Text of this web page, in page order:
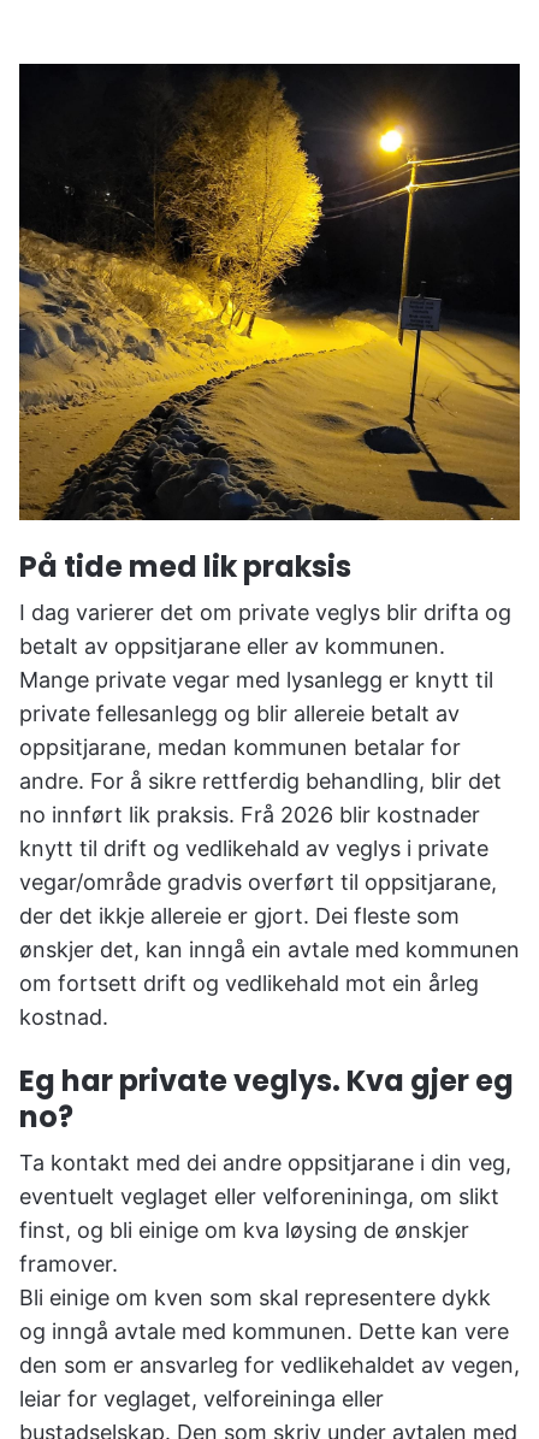
På tide med lik praksis
I dag varierer det om private veglys blir drifta og
betalt av oppsitjarane eller av kommunen.
Mange private vegar med lysanlegg er knytt til
private fellesanlegg og blir allereie betalt av
oppsitjarane, medan kommunen betalar for
andre. For å sikre rettferdig behandling, blir det
no innført lik praksis. Frå 2026 blir kostnader
knytt til drift og vedlikehald av veglys i private
vegar/område gradvis overført til oppsitjarane,
der det ikkje allereie er gjort. Dei fleste som
ønskjer det, kan inngå ein avtale med kommunen
om fortsett drift og vedlikehald mot ein årleg
kostnad.
Eg har private veglys. Kva gjer eg
no?
Ta kontakt med dei andre oppsitjarane i din veg,
eventuelt veglaget eller velforenininga, om slikt
finst, og bli einige om kva løysing de ønskjer
framover.
Bli einige om kven som skal representere dykk
og inngå avtale med kommunen. Dette kan vere
den som er ansvarleg for vedlikehaldet av vegen,
leiar for veglaget, velforeininga eller
bustadselskap. Den som skriv under avtalen med